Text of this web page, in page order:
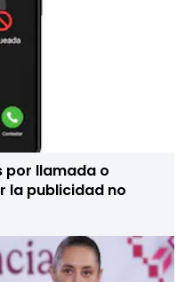
por llamada o
la publicidad no